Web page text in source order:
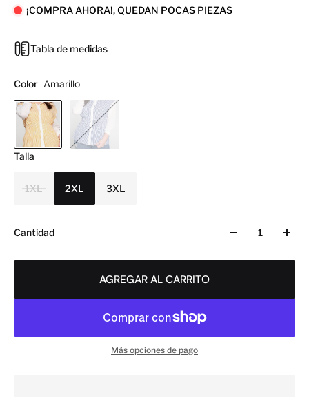
¡COMPRA AHORA!, QUEDAN POCAS PIEZAS
Tabla de medidas
Color Amarillo
Talla
1XL 2XL 3XL
Cantidad
AGREGAR AL CARRITO
Más opciones de pago